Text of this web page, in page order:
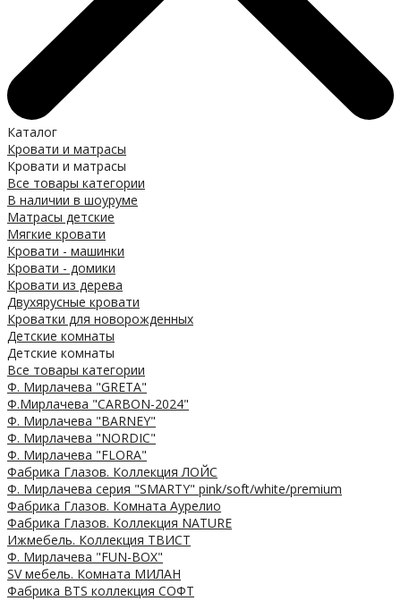
Каталог
Кровати и матрасы
Кровати и матрасы
Все товары категории
В наличии в шоуруме
Матрасы детские
Мягкие кровати
Кровати - машинки
Кровати - домики
Кровати из дерева
Двухярусные кровати
Кроватки для новорожденных
Детские комнаты
Детские комнаты
Все товары категории
Ф. Мирлачева "GRETA"
Ф.Мирлачева "CARBON-2024"
Ф. Мирлачева "BARNEY"
Ф. Мирлачева "NORDIC"
Ф. Мирлачева "FLORA"
Фабрика Глазов. Коллекция ЛОЙС
Ф. Мирлачева серия "SMARTY" pink/soft/white/premium
Фабрика Глазов. Комната Аурелио
Фабрика Глазов. Коллекция NATURE
Ижмебель. Коллекция ТВИСТ
Ф. Мирлачева "FUN-BOX"
SV мебель. Комната МИЛАН
Фабрика BTS коллекция СОФТ